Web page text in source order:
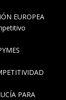
EUROPEA
PARA